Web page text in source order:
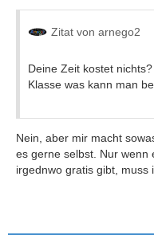
Zitat von arnego2
Deine Zeit kostet nichts?
Klasse was kann man
Nein, aber mir macht
es gerne selbst. Nur wenn
irgednwo gratis gibt, muss